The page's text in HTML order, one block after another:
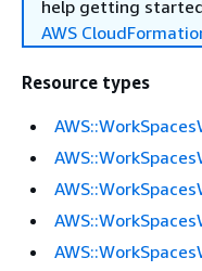
help getting
AWS
Resource types